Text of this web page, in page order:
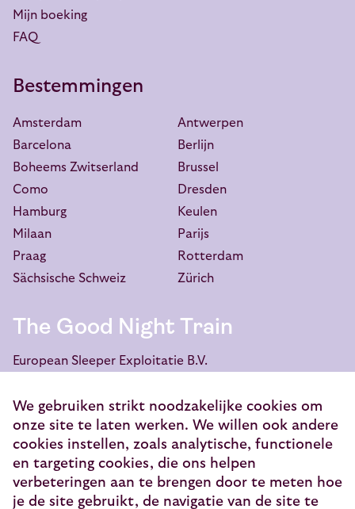
Mijn boeking
FAQ
Bestemmingen
Amsterdam
Antwerpen
Barcelona
Berlijn
Boheems Zwitserland
Brussel
Como
Dresden
Hamburg
Keulen
Milaan
Parijs
Praag
Rotterdam
Sächsische Schweiz
Zürich
The Good Night Train
European Sleeper Exploitatie B.V.
3521 GH Utrecht
info@europeansleeper.eu
KVK 86040472
We gebruiken strikt noodzakelijke cookies om
onze site te laten werken. We willen ook andere
cookies instellen, zoals analytische, functionele
en targeting cookies, die ons helpen
verbeteringen aan te brengen door te meten hoe
je de site gebruikt, de navigatie van de site te